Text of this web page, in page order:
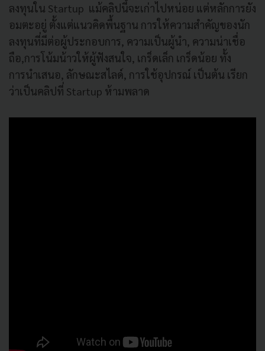
ลงทุนใน Startup แม้คลิปนี้จะเก่าไปหน่อย แต่หลักการยัง
อมตะอยู่ ตั้งแต่แนวคิดพื้นฐาน การให้ความสำคัญของนัก
ลงทุนที่มีต่อผู้ประกอบการ, ความเป็นผู้นำ, ความน่าเชื่อ
ถือ,การโน้มน้าวให้ผู้ฟังสนใจ, เกร็ดเล็ก เกร็ดน้อย ทั้ง
การนำเสนอ, ลักษณะสไลด์, การใช้อุปกรณ์ เป็นต้น เรียก
ว่าเป็นคลิปที่ Startup ห้ามพลาด